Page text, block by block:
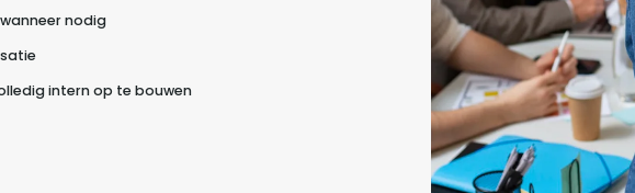
nodig
intern op te bouwen